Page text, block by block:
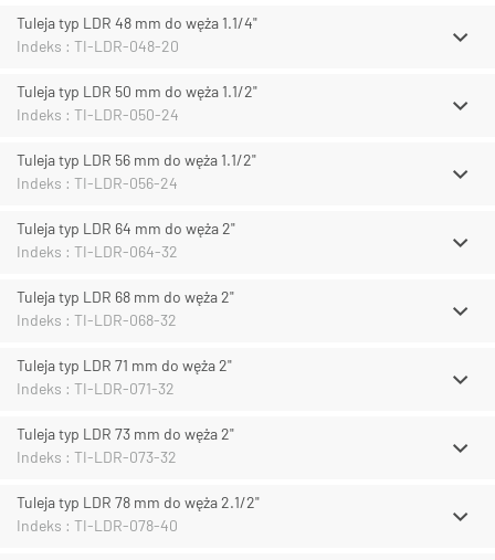
Tuleja typ LDR 48 mm do węża 1.1/4"
Indeks : TI-LDR-048-20
Tuleja typ LDR 50 mm do węża 1.1/2"
Indeks : TI-LDR-050-24
Tuleja typ LDR 56 mm do węża 1.1/2"
Indeks : TI-LDR-056-24
Tuleja typ LDR 64 mm do węża 2"
Indeks : TI-LDR-064-32
Tuleja typ LDR 68 mm do węża 2"
Indeks : TI-LDR-068-32
Tuleja typ LDR 71 mm do węża 2"
Indeks : TI-LDR-071-32
Tuleja typ LDR 73 mm do węża 2"
Indeks : TI-LDR-073-32
Tuleja typ LDR 78 mm do węża 2.1/2"
Indeks : TI-LDR-078-40